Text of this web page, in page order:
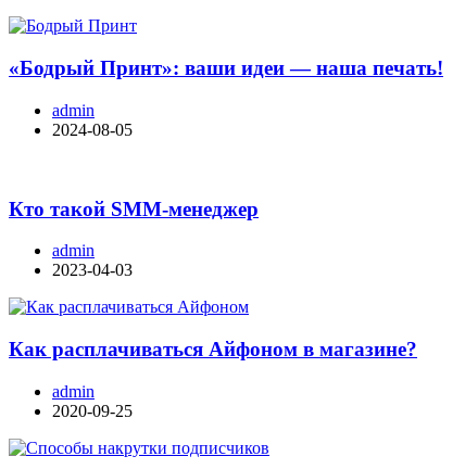
«Бодрый Принт»: ваши идеи — наша печать!
admin
2024-08-05
Кто такой SMM-менеджер
admin
2023-04-03
Как расплачиваться Айфоном в магазине?
admin
2020-09-25